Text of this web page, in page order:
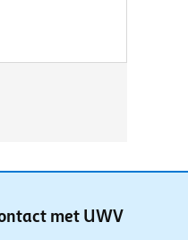
met UWV